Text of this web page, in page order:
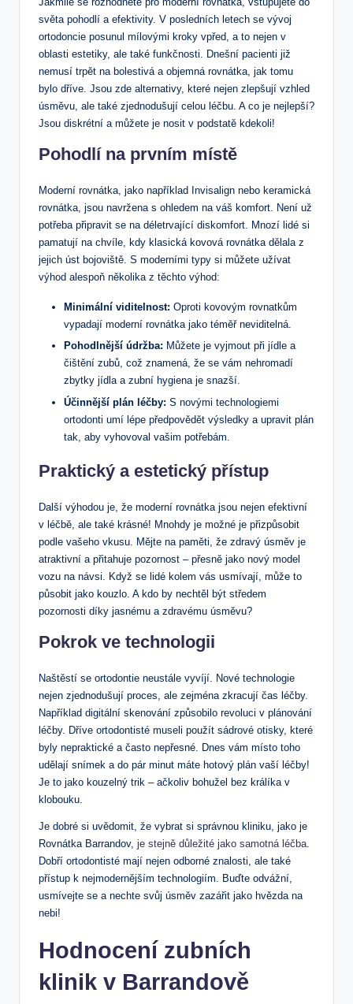
světa pohodlí a efektivity. V posledních letech se vývoj
ortodoncie posunul mílovými kroky vpřed, a to nejen v
oblasti estetiky, ale také funkčnosti. Dnešní pacienti již
nemusí trpět na bolestivá a objemná rovnátka, jak tomu
bylo dříve. Jsou zde alternativy, které nejen zlepšují vzhled
úsměvu, ale také zjednodušují celou léčbu. A co je nejlepší?
Jsou diskrétní a můžete je nosit v podstatě kdekoli!
Pohodlí na prvním místě
Moderní rovnátka, jako například Invisalign nebo keramická
rovnátka, jsou navržena s ohledem na váš komfort. Není už
potřeba připravit se na déletrvající diskomfort. Mnozí lidé si
pamatují na chvíle, kdy klasická kovová rovnátka dělala z
jejich úst bojoviště. S moderními typy si můžete užívat
výhod alespoň několika z těchto výhod:
Minimální viditelnost: Oproti kovovým rovnatkům
vypadají moderní rovnátka jako téměř neviditelná.
Pohodlnější údržba: Můžete je vyjmout při jídle a
čištění zubů, což znamená, že se vám nehromadí
zbytky jídla a zubní hygiena je snazší.
Účinnější plán léčby: S novými technologiemi
ortodonti umí lépe předpovědět výsledky a upravit plán
tak, aby vyhovoval vašim potřebám.
Praktický a estetický přístup
Další výhodou je, že moderní rovnátka jsou nejen efektivní
v léčbě, ale také krásné! Mnohdy je možné je přizpůsobit
podle vašeho vkusu. Mějte na paměti, že zdravý úsměv je
atraktivní a přitahuje pozornost – přesně jako nový model
vozu na návsi. Když se lidé kolem vás usmívají, může to
působit jako kouzlo. A kdo by nechtěl být středem
pozornosti díky jasnému a zdravému úsměvu?
Pokrok ve technologii
Naštěstí se ortodontie neustále vyvíjí. Nové technologie
nejen zjednodušují proces, ale zejména zkracují čas léčby.
Například digitální skenování způsobilo revoluci v plánování
léčby. Dříve ortodontisté museli použít sádrové otisky, které
byly nepraktické a často nepřesné. Dnes vám místo toho
udělají snímek a do pár minut máte hotový plán vaší léčby!
Je to jako kouzelný trik – ačkoliv bohužel bez králíka v
klobouku.
Je dobré si uvědomit, že vybrat si správnou kliniku, jako je
Rovnátka Barrandov, je stejně důležité jako samotná léčba
Dobří ortodontisté mají nejen odborné znalosti, ale také
přístup k nejmodernějším technologiím. Buďte odvážní,
usmívejte se a nechte svůj úsměv zazářit jako hvězda na
nebi!
Hodnocení zubních
klinik v Barrandově